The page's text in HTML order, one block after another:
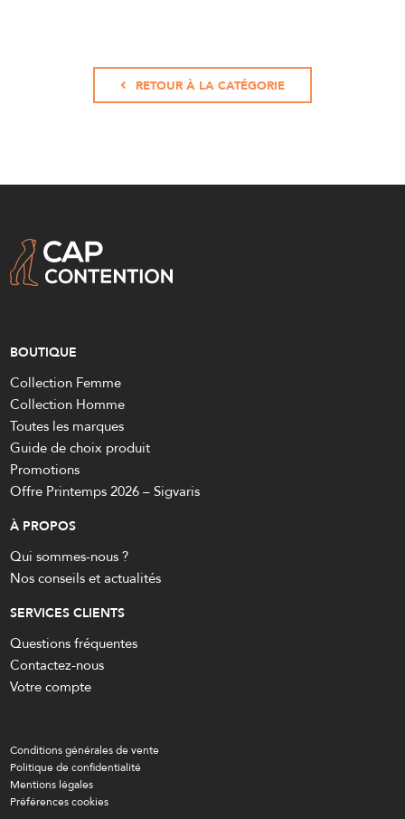
RETOUR À LA CATÉGORIE
BOUTIQUE
Collection Femme
Collection Homme
Toutes les marques
Guide de choix produit
Promotions
Offre Printemps 2026 – Sigvaris
À PROPOS
Qui sommes-nous ?
Nos conseils et actualités
SERVICES CLIENTS
Questions fréquentes
Contactez-nous
Votre compte
Conditions générales de vente
Politique de confidentialité
Mentions légales
Préférences cookies